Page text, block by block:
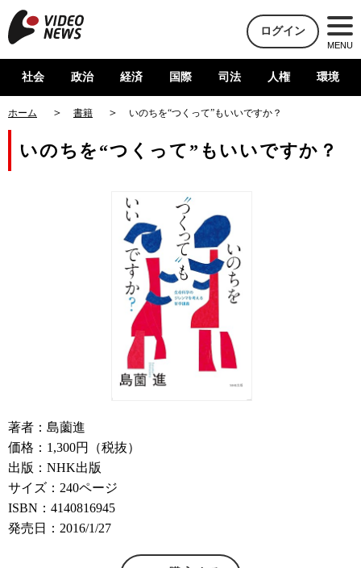
ログイン
MENU
社会 政治 経済 国際 司法 人権 環境
ホーム 書籍 いのちを“つくって”もいいですか？
いのちを“つくって”もいいですか？
著者：島薗進
価格：1,300円（税抜）
出版：NHK出版
サイズ：240ページ
ISBN：4140816945
発売日：2016/1/27